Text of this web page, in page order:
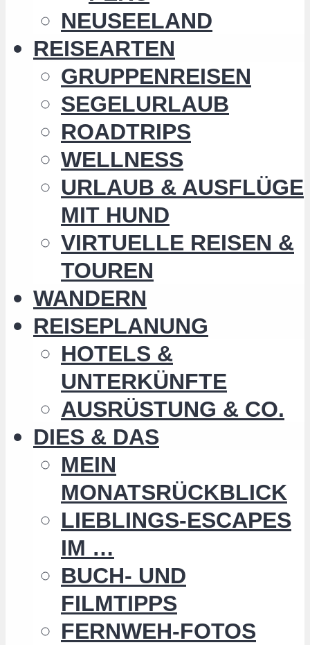
NEUSEELAND
REISEARTEN
GRUPPENREISEN
SEGELURLAUB
ROADTRIPS
WELLNESS
URLAUB & AUSFLÜGE
MIT HUND
VIRTUELLE REISEN &
TOUREN
WANDERN
REISEPLANUNG
HOTELS &
UNTERKÜNFTE
AUSRÜSTUNG & CO.
DIES & DAS
MEIN
MONATSRÜCKBLICK
LIEBLINGS-ESCAPES
IM …
BUCH- UND
FILMTIPPS
FERNWEH-FOTOS